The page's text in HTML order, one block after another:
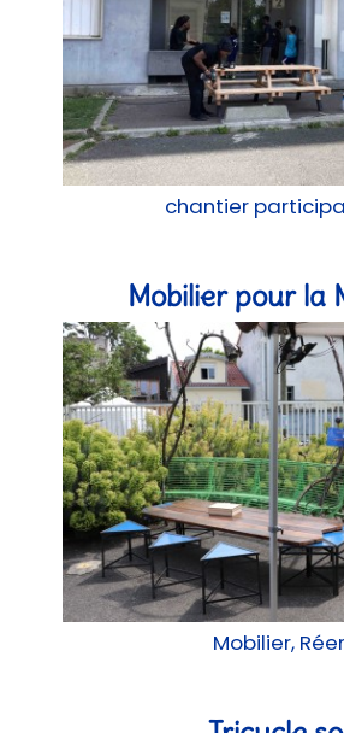
chantier
Mobilier pour la
Mobilier,